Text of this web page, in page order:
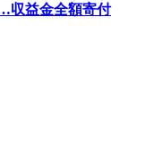
収益金全額寄付